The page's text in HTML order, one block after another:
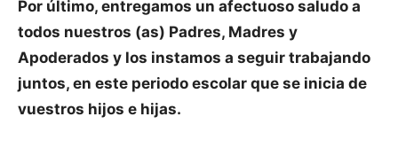
Por último, entregamos un afectuoso saludo a
todos nuestros (as) Padres, Madres y
Apoderados y los instamos a seguir trabajando
juntos, en este periodo escolar que se inicia de
vuestros hijos e hijas.